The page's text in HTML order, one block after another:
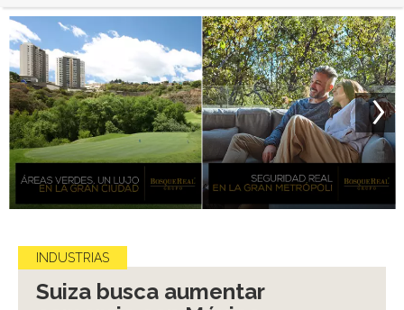
INDUSTRIAS
Suiza busca aumentar